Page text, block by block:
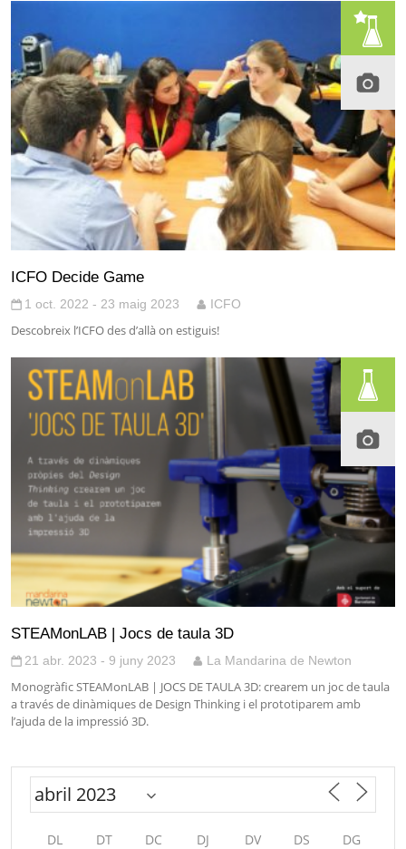
ICFO Decide Game
1 oct. 2022 - 23 maig 2023 ICFO
Descobreix l’ICFO des d’allà on estiguis!
STEAMonLAB | Jocs de taula 3D
21 abr. 2023 - 9 juny 2023 La Mandarina de Newton
Monogràfic STEAMonLAB | JOCS DE TAULA 3D: crearem un joc de taula
a través de dinàmiques de Design Thinking i el prototiparem amb
l’ajuda de la impressió 3D.
DL DT DC DJ DV DS DG